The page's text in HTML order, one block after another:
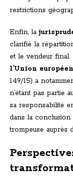
restrictions
Enfin, la
clarifié la
et le vendeur final.
l’Union
149/15) a
n’étant pas partie
sa responsabilité
dans la
trompeuse auprès